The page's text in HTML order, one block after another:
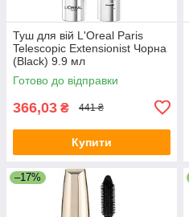
Туш для вій L'Oreal Paris
Telescopic Extensionist Чорна
(Black) 9.9 мл
Готово до відправки
366,03 ₴ 441 ₴
Купити
–17%